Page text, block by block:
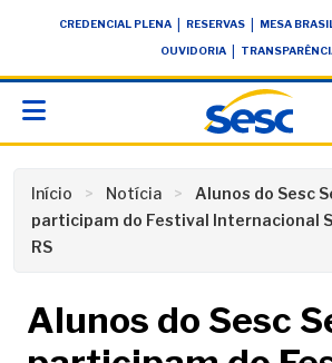
conteúdoCREDENCIAL PLENA RESERVAS MESA
OUVIDORIA
Início Notícia
Alunos do Sesc
participam do Festival Internacional
RS
Alunos do Sesc